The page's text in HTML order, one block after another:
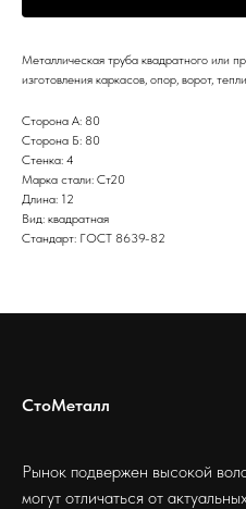
Металлическая труба квадратного или
изготовления каркасов, опор, ворот,
Сторона А: 80
Сторона Б: 80
Стенка: 4
Марка стали: Ст20
Длина: 12
Вид: квадратная
Стандарт: ГОСТ 8639-82
СтоМеталл
Рынок подвержен высокой
могут отличаться от